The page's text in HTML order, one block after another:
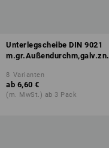
Unterlegscheibe DIN 9021
m.gr.Außendurchm,galv.zn.
8 Varianten
ab 6,60 €
(m. MwSt.) ab 3 Pack